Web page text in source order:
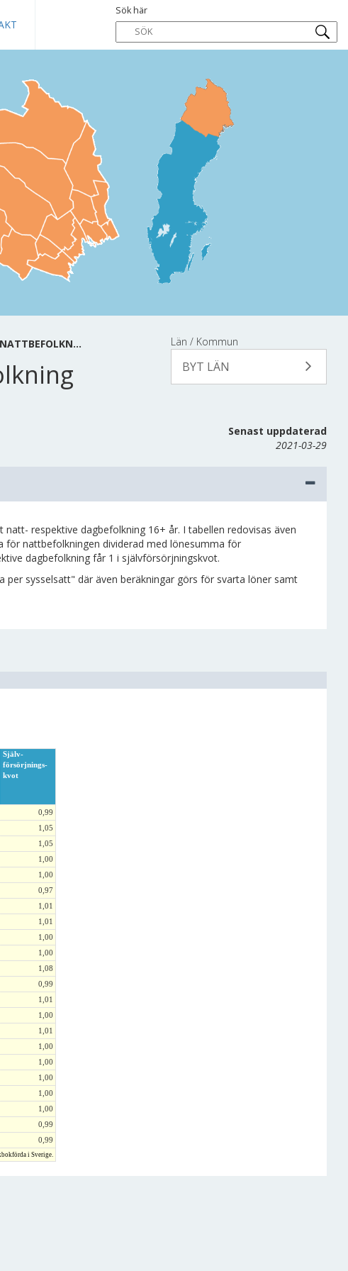
Sök här
Län / Kommun
BYT LÄN
Senast uppdaterad
2021-03-29
respektive dagbefolkning 16+ år. I tabellen redovisas även
nattbefolkningen dividerad med lönesumma för
dagbefolkning får 1 i självförsörjningskvot.
sysselsatt" där även beräkningar görs för svarta löner samt
Själv-
försörjnings-
kvot
0,99
1,05
1,05
1,00
1,00
0,97
1,01
1,01
1,00
1,00
1,08
0,99
1,01
1,00
1,01
1,00
1,00
1,00
1,00
1,00
0,99
0,99
i Sverige.